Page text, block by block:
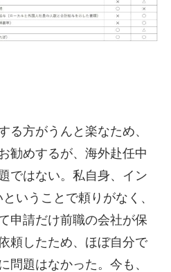
る方がうんと楽なため、
勧めするが、海外赴任中
ではない。私自身、イン
いうことで頼りがなく、
申請だけ前職の会社が保
頼したため、ほぼ自分で
問題はなかった。今も、